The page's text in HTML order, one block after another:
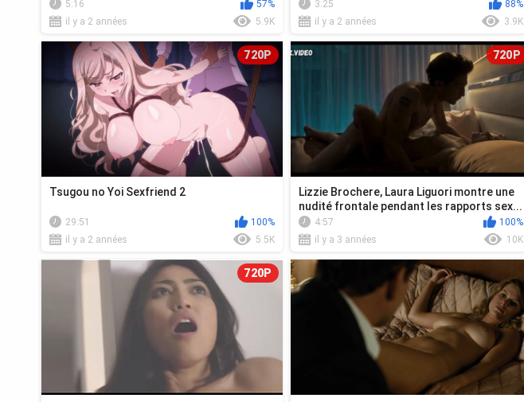
5:16
57%
il y a 2 années
5.9K
3:25
88%
il y a 2 années
3.9K
720P
Tsugou no Yoi Sexfriend 2
29:51
100%
il y a 2 années
5.5K
720P
Lizzie Brochere, Laura Liguori montre une
nudité frontale pendant les rapports sex...
4:57
100%
il y a 3 années
10K
720P